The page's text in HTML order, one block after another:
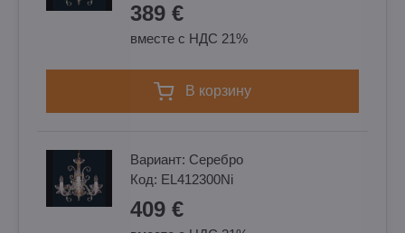
389 €
вместе с НДС 21%
в корзину
Вариант: Cеребро
Код: EL412300Ni
409 €